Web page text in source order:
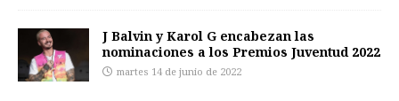
J Balvin y Karol G encabezan las
nominaciones a los Premios Juventud 2022
martes 14 de junio de 2022